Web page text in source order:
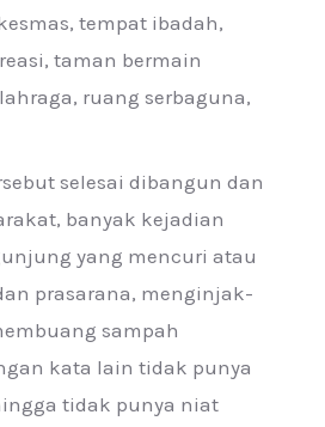
tempat ibadah,
taman bermain
ruang serbaguna,
selesai dibangun dan
banyak kejadian
yang mencuri atau
prasarana, menginjak-
sampah
kata lain tidak punya
tidak punya niat